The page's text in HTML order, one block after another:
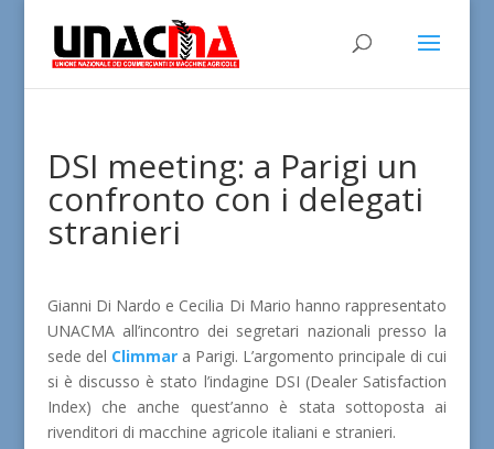
DSI meeting: a Parigi un
confronto con i delegati
stranieri
Gianni Di Nardo e Cecilia Di Mario hanno rappresentato
UNACMA all’incontro dei segretari nazionali presso la
sede del Climmara Parigi. L’argomento principale di cui
si è discusso è stato l’indagine DSI (Dealer Satisfaction
Index) che anche quest’anno è stata sottoposta ai
rivenditori di macchine agricole italiani e stranieri.